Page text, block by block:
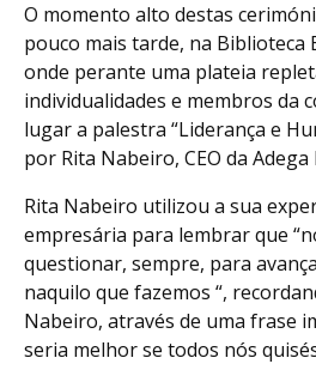
O momento alto destas
pouco mais tarde, na Biblioteca
onde perante uma plateia
individualidades e membros da
lugar a palestra “Liderança e
por Rita Nabeiro, CEO da Adega
Rita Nabeiro utilizou a sua
empresária para lembrar que
questionar, sempre, para
naquilo que fazemos “,
Nabeiro, através de uma frase
seria melhor se todos nós